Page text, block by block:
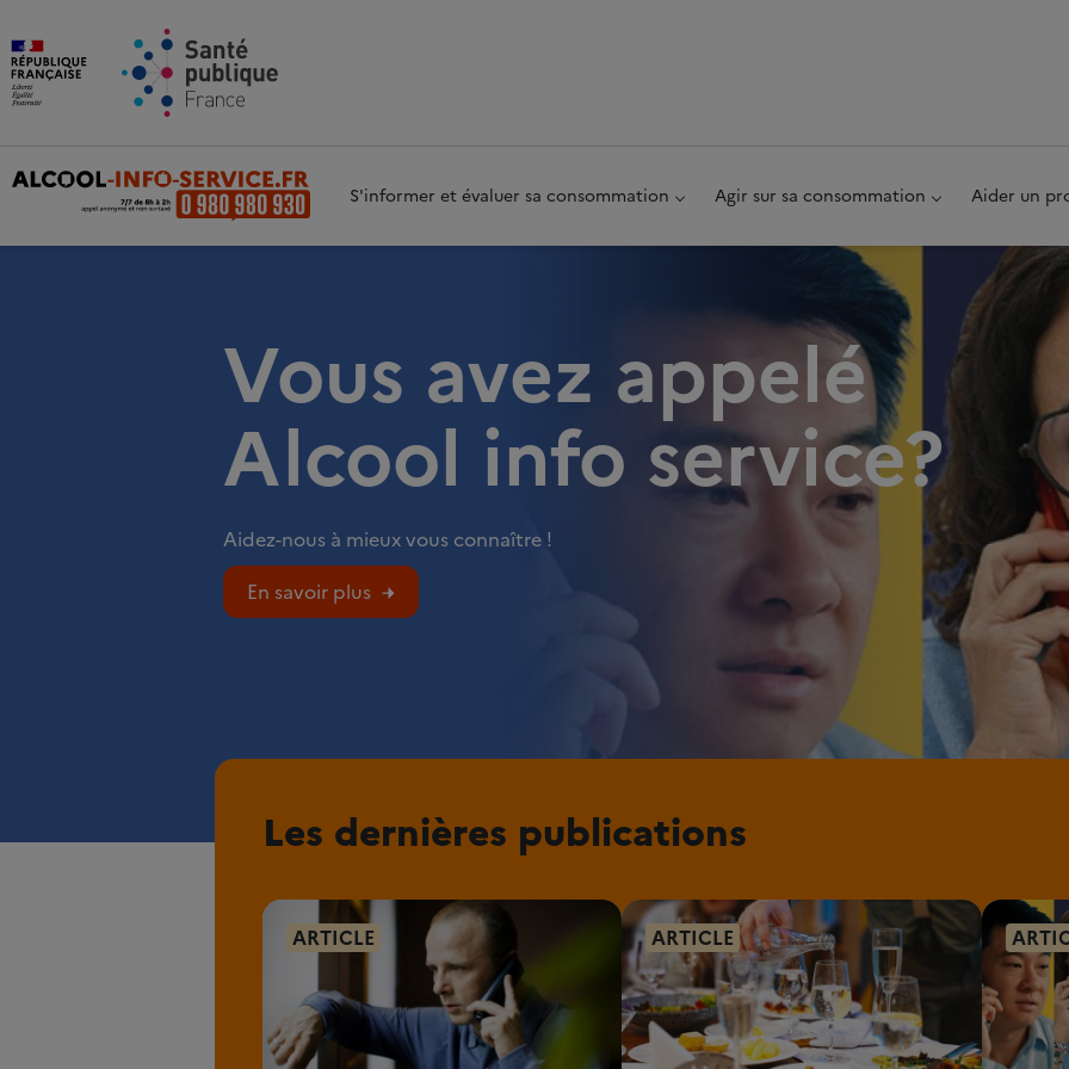
S'informer et évaluer sa consommation Agir sur sa consommation Aider un
Vous avez appelé
Alcool info service?
Aidez-nous à mieux vous connaître !
En savoir plus
Les dernières publications
ARTICLE ARTICLE